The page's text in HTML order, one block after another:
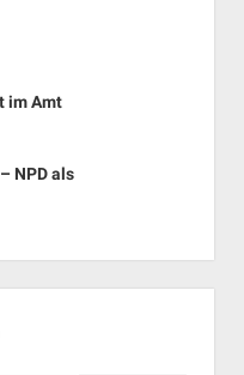
im Amt
NPD als